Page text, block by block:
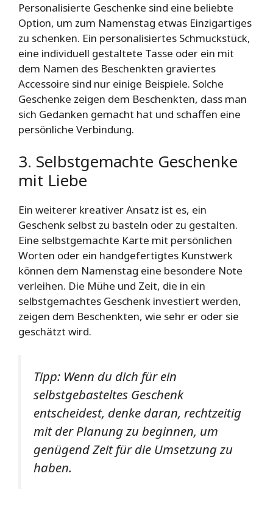
Personalisierte Geschenke sind eine beliebte
Option, um zum Namenstag etwas Einzigartiges
zu schenken. Ein personalisiertes Schmuckstück,
eine individuell gestaltete Tasse oder ein mit
dem Namen des Beschenkten graviertes
Accessoire sind nur einige Beispiele. Solche
Geschenke zeigen dem Beschenkten, dass man
sich Gedanken gemacht hat und schaffen eine
persönliche Verbindung.
3. Selbstgemachte Geschenke
mit Liebe
Ein weiterer kreativer Ansatz ist es, ein
Geschenk selbst zu basteln oder zu gestalten.
Eine selbstgemachte Karte mit persönlichen
Worten oder ein handgefertigtes Kunstwerk
können dem Namenstag eine besondere Note
verleihen. Die Mühe und Zeit, die in ein
selbstgemachtes Geschenk investiert werden,
zeigen dem Beschenkten, wie sehr er oder sie
geschätzt wird.
Tipp: Wenn du dich für ein
selbstgebasteltes Geschenk
entscheidest, denke daran, rechtzeitig
mit der Planung zu beginnen, um
genügend Zeit für die Umsetzung zu
haben.